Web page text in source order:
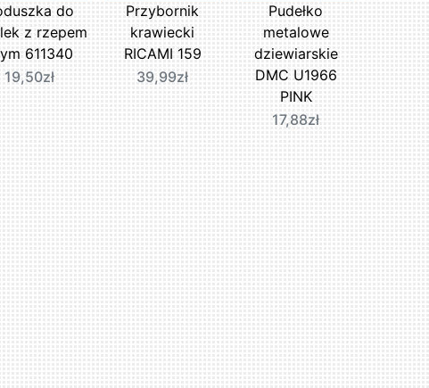
do
z rzepem
611340
19,50zł
Przybornik
krawiecki
RICAMI 159
39,99zł
Pudełko
metalowe
dziewiarskie
DMC U1966
PINK
17,88zł